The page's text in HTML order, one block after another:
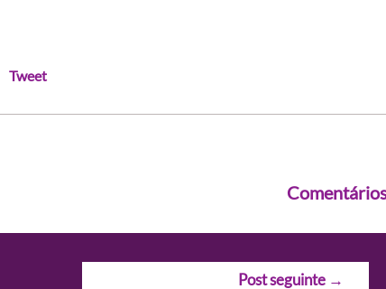
Tweet
Post seguinte →